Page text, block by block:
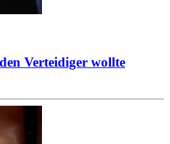
Verteidiger wollte